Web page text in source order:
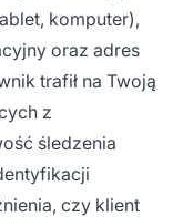
komputer),
oraz adres
trafił na Twoją
z
śledzenia
czy klient